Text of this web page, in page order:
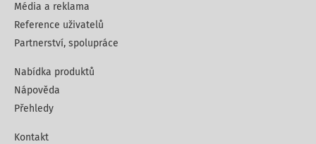
Média a reklama
Reference uživatelů
Partnerství, spolupráce
Nabídka produktů
Nápověda
Přehledy
Kontakt